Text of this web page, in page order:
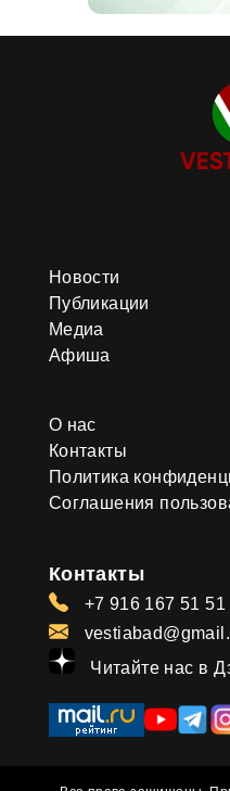
Новости
Публикации
Медиа
Афиша
О нас
Контакты
Политика
Соглашения
Контакты
+7 916 167 51 51
Читайте нас в